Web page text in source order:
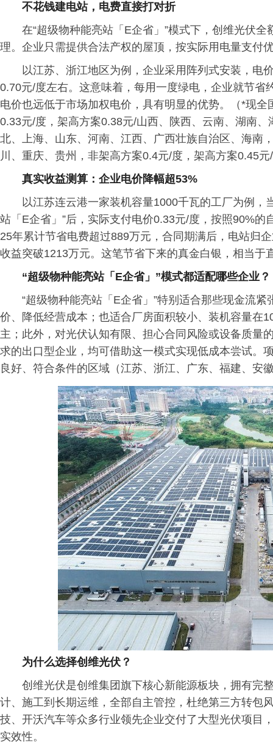
不花钱建电站，电费直接打对折
在“超级物种能亮站「E企省」”模式下，创维光伏
理。企业只需提供合法产权的屋顶，按实际用电量支付
以江苏、浙江地区为例，企业采用阵列式安装，电
0.70元/度左右。这意味着，每用一度绿电，企业就节
电价也远低于市场加权电价，具有明显的优势。（*现
0.33元/度，架高方案0.38元/山西、陕西、云南、湖南
北、上海、山东、河南、江西、广西壮族自治区、海南
川、重庆、贵州，非架高方案0.4元/度，架高方案0.45元
真实收益测算：企业电价降幅超53%
以江苏连云港一家装机容量1000千瓦的工厂为例
站「E企省」”后，实际支付电价0.33元/度，按照90%
25年累计节省电费超过889万元，合同期满后，电站归
收益突破1213万元。这笔节省下来的真金白银，相当
“超级物种能亮站「E企省」”模式都适配哪些企业？
“超级物种能亮站「E企省」”特别适合那些现金流
价、降低经营成本；也适合厂房面积较小、装机容量在
主；此外，对光伏认知有限、担心合同风险或设备质量
求的出口型企业，均可借助这一模式实现低成本尝试。
良好、符合条件的区域（江苏、浙江、广东、福建、安
为什么选择创维光伏？
创维光伏是创维集团旗下核心新能源板块，拥有完
计、施工到长期运维，全部自主管控，杜绝第三方转包
技、开沃汽车等众多行业领先企业交付了大型光伏项目
实效性。